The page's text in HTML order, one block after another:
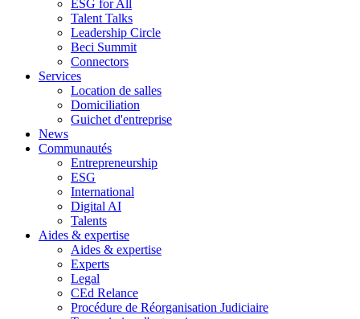
ESG for All
Talent Talks
Leadership Circle
Beci Summit
Connectors
Services
Location de salles
Domiciliation
Guichet d'entreprise
News
Communautés
Entrepreneurship
ESG
International
Digital AI
Talents
Aides & expertise
Aides & expertise
Experts
Legal
CEd Relance
Procédure de Réorganisation Judiciaire